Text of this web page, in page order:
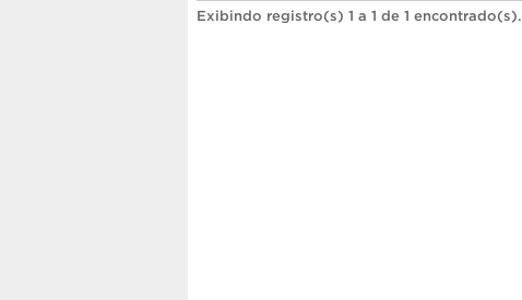
Exibindo registro(s) 1 a 1 de 1 encontrado(s).